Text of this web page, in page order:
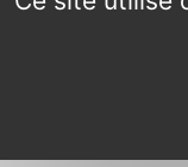
2025 de 19h00 à